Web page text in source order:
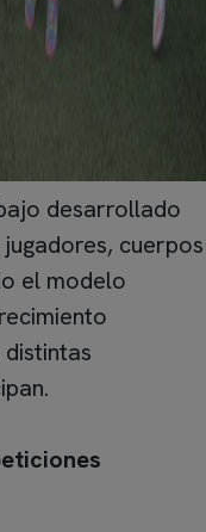
desarrollado
cuerpos
el modelo